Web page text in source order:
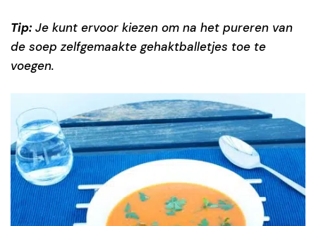
Tip: Je kunt ervoor kiezen om na het pureren van
de soep zelfgemaakte gehaktballetjes toe te
voegen.